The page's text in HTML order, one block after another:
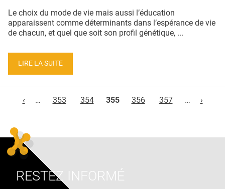
Le choix du mode de vie mais aussi l’éducation
apparaissent comme déterminants dans l’espérance de vie
de chacun, et quel que soit son profil génétique, ...
LIRE LA SUITE
‹
… 353 354 355 356 357 … ›
RESTEZ INFORMÉ